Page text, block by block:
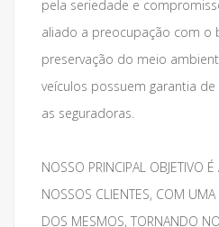
pela seriedade e
aliado a preocupação com o
preservação do meio
veículos possuem garantia
as seguradoras.
NOSSO PRINCIPAL OBJETIVO
NOSSOS CLIENTES, COM
DOS MESMOS, TORNANDO